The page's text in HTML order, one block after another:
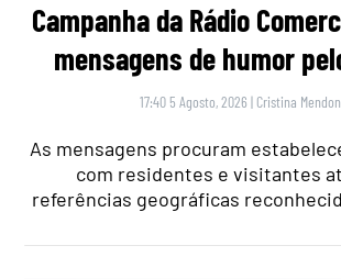
Campanha da Rádio
mensagens de humor
17:40 5 Agosto, 2026 | Cristina
As mensagens procuram
com residentes e visitantes
referências geográficas